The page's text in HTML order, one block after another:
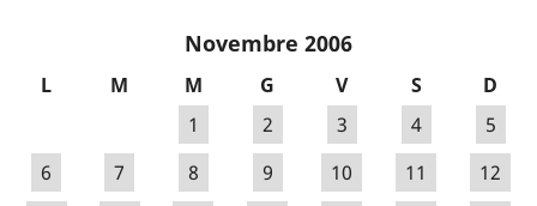
Novembre 2006
L M M G V S
D
1
2 3 4
5
6
7 8 9 10 11
12